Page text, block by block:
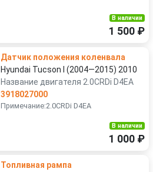
В наличии
1 500 ₽
Датчик положения коленвала
Hyundai Tucson I (2004—2015) 2010
Название двигателя 2.0CRDi D4EA
3918027000
Примечание:2.0CRDi D4EA
В наличии
1 000 ₽
Топливная рампа